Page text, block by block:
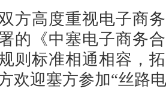
方高度重视电子商
的《中塞电子商务
则标准相通相容，
欢迎塞方参加“丝路